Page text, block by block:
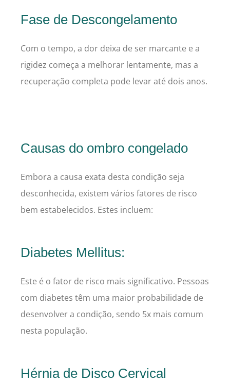
Fase de Descongelamento
Com o tempo, a dor deixa de ser marcante e a
rigidez começa a melhorar lentamente, mas a
recuperação completa pode levar até dois anos.
Causas do ombro congelado
Embora a causa exata desta condição seja
desconhecida, existem vários fatores de risco
bem estabelecidos. Estes incluem:
Diabetes Mellitus:
Este é o fator de risco mais significativo. Pessoas
com diabetes têm uma maior probabilidade de
desenvolver a condição, sendo 5x mais comum
nesta população.
Hérnia de Disco Cervical